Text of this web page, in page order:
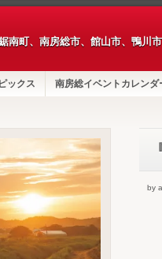
南町、南房総市、館山市、鴨川
ックス 南房総イベントカレンダ
by